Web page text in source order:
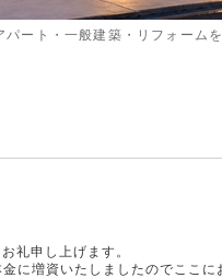
ート・一般建築・リフォームを
礼申し上げます。
に増資いたしましたのでここに